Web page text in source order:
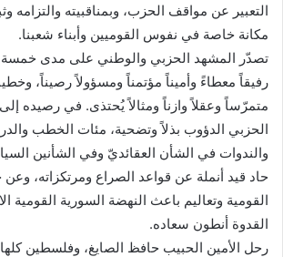
التعبير عن مواقف الحزب، وبمناقبيته والتزامه
مكانة خاصة في نفوس القوميين وأبناء شعبنا.
تصدّر المشهد الحزبي والوطني على مدى خمسة
رفيقاً معطاءً وأميناً مؤتمناً ومسؤولاً رصيناً،
متمرّساً وعقلاً وازناً ومثالاً يُحتذى. في رصيده
الحزبي الدؤوب بذلاً وتضحية، مئات الخطب
والندوات في الشأن العقائديّ وفي الشأنين
حاد قيد أنملة عن قواعد الصراع ومرتكزاته، وعن
القومية وتعاليم باعث النهضة السورية القومية
القدوة أنطون سعاده.
رحل الأمين الحبيب حافظ الصايغ، وفلسطين